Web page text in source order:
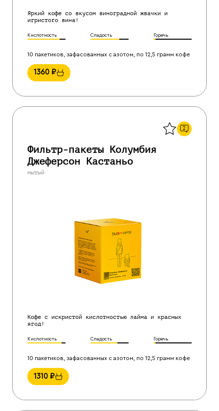
Яркий кофе со вкусом виноградной жвачки и
игристого вина!
Кислотность Сладость Горечь
10 пакетиков, зафасованных с азотом, по 12,5 грамм кофе
1360 ₽
2
Фильтр-пакеты Колумбия
Джеферсон Кастаньо
мытый
Кофе с искристой кислотностью лайма и красных
ягод!
Кислотность Сладость Горечь
10 пакетиков, зафасованных с азотом, по 12,5 грамм кофе
1310 ₽